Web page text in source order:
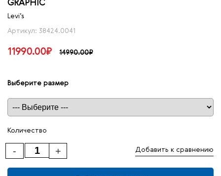
GRAPHIC
Levi’s
Артикул: 38424.0041
11990.00₽ 14990.00₽
Выберите размер
Таблица размеров
Количество
+
- Добавить к сравнению